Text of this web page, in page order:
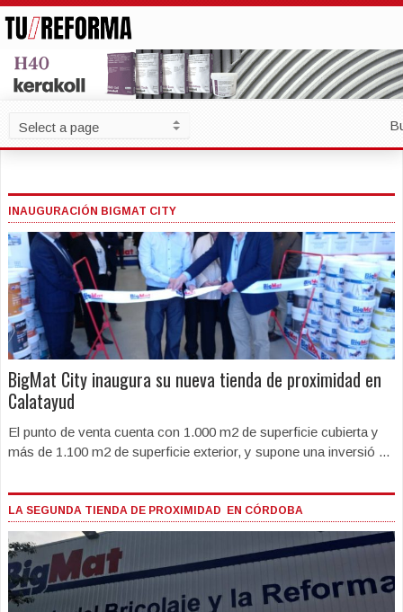
INAUGURACIÓN BIGMAT CITY
BigMat City inaugura su nueva tienda de proximidad en
Calatayud
El punto de venta cuenta con 1.000 m2 de superficie cubierta y
más de 1.100 m2 de superficie exterior, y supone una inversió ...
LA SEGUNDA TIENDA DE PROXIMIDAD EN CÓRDOBA